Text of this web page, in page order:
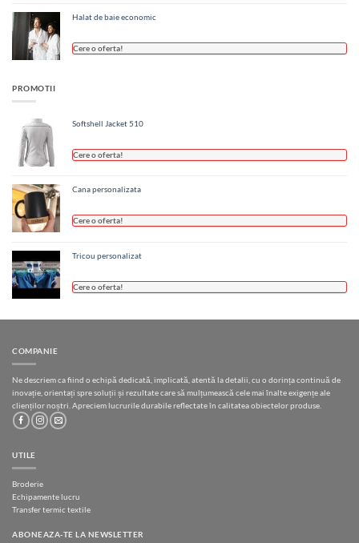
Halat de baie economic
Cere o oferta!
PROMOTII
Softshell Jacket 510
Cere o oferta!
Cana personalizata
Cere o oferta!
Tricou personalizat
Cere o oferta!
COMPANIE
Ne descriem ca fiind o echipă dedicată, implicată, atentă la detalii, cu o dorința continuă de
inovație, orientați spre soluții și rezultate care să mulțumească cele mai înalte exigențe ale
clienților noștri. Apreciem lucrurile durabile reflectate în calitatea obiectelor produse.
UTILE
Broderie
Echipamente lucru
Transfer termic textile
ABONEAZA-TE LA NEWSLETTER